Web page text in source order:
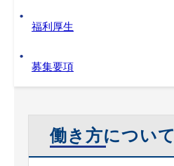
福利厚生
募集要項
働き方について